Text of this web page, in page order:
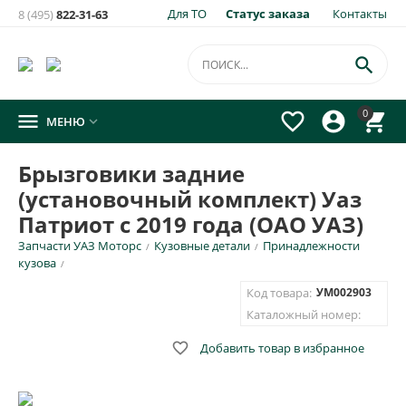
Для ТО Статус заказа Контакты
8 (495)822-31-63
0




 МЕНЮ 
Брызговики задние
(установочный комплект) Уаз
Патриот с 2019 года (ОАО УАЗ)
Запчасти УАЗ Моторс / Кузовные детали / Принадлежности
кузова /
Код товара: УМ002903
Каталожный номер:
 Добавить товар в избранное
товара:
×
Брызговики задние (установочный комплект) Уаз
Патриот с 2019 года (ОАО УАЗ)
E-mail для уведомления письмом
Номер телефона для SMS уведомления